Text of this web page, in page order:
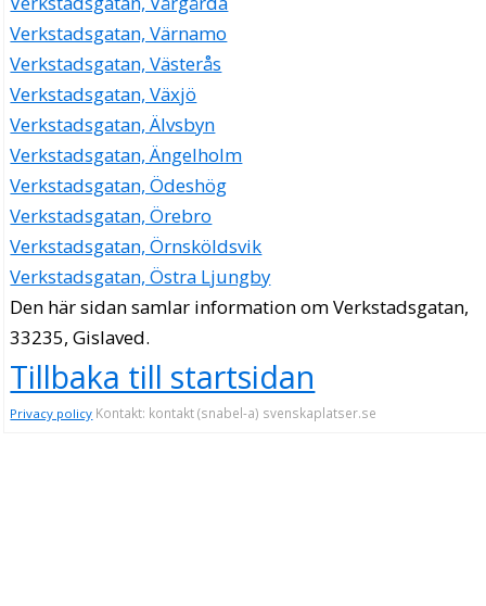
Verkstadsgatan, Värnamo
Verkstadsgatan, Västerås
Verkstadsgatan, Växjö
Verkstadsgatan, Älvsbyn
Verkstadsgatan, Ängelholm
Verkstadsgatan, Ödeshög
Verkstadsgatan, Örebro
Verkstadsgatan, Örnsköldsvik
Verkstadsgatan, Östra Ljungby
Den här sidan samlar information om Verkstadsgatan,
33235, Gislaved.
Tillbaka till startsidan
Privacy policy Kontakt: kontakt (snabel-a) svenskaplatser.se